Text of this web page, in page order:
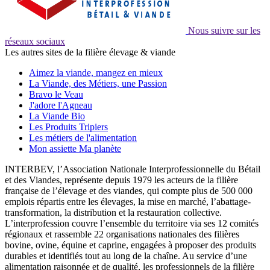
Nous suivre sur les
réseaux sociaux
Les autres sites de la filière élevage & viande
Aimez la viande, mangez en mieux
La Viande, des Métiers, une Passion
Bravo le Veau
J'adore l'Agneau
La Viande Bio
Les Produits Tripiers
Les métiers de l'alimentation
Mon assiette Ma planète
INTERBEV, l’Association Nationale Interprofessionnelle du Bétail
et des Viandes, représente depuis 1979 les acteurs de la filière
française de l’élevage et des viandes, qui compte plus de 500 000
emplois répartis entre les élevages, la mise en marché, l’abattage-
transformation, la distribution et la restauration collective.
L’interprofession couvre l’ensemble du territoire via ses 12 comités
régionaux et rassemble 22 organisations nationales des filières
bovine, ovine, équine et caprine, engagées à proposer des produits
durables et identifiés tout au long de la chaîne. Au service d’une
alimentation raisonnée et de qualité, les professionnels de la filière